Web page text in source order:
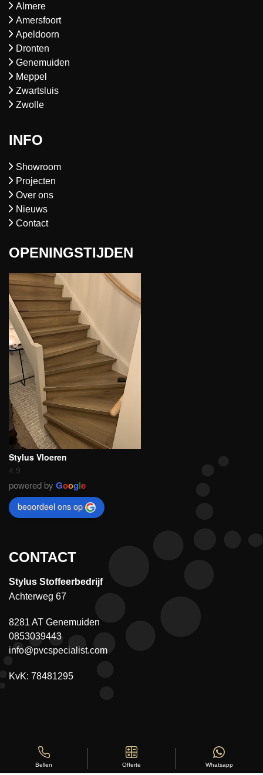
Almere
Amersfoort
Apeldoorn
Dronten
Genemuiden
Meppel
Zwartsluis
Zwolle
INFO
Showroom
Projecten
Over ons
Nieuws
Contact
OPENINGSTIJDEN
Stylus Vloeren
4.9
powered by Google
beoordeel ons op
CONTACT
Stylus Stoffeerbedrijf
Achterweg 67
8281 AT Genemuiden
0853039443
info@pvcspecialist.com
KvK: 78481295
Bellen Offerte Whatsapp